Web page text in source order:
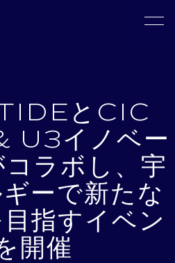
とCIC
U3イノベー
ラボし、宇
ーで新たな
指すイベン
開催